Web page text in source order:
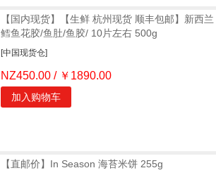
【国内现货】【生鲜 杭州现货 顺丰包邮】新西兰
鳕鱼花胶/鱼肚/鱼胶/ 10片左右 500g
[中国现货仓]
NZ450.00 / ￥1890.00
加入购物车
【直邮价】In Season 海苔米饼 255g